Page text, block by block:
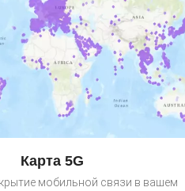
Карта 5G
мобильной связи в вашем